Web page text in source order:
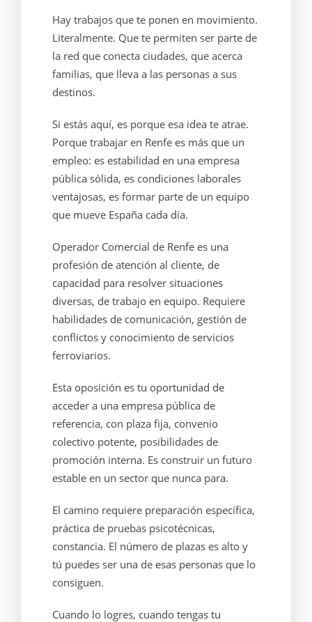
Hay trabajos que te ponen en movimiento.
Literalmente. Que te permiten ser parte de
la red que conecta ciudades, que acerca
familias, que lleva a las personas a sus
destinos.
Si estás aquí, es porque esa idea te atrae.
Porque trabajar en Renfe es más que un
empleo: es estabilidad en una empresa
pública sólida, es condiciones laborales
ventajosas, es formar parte de un equipo
que mueve España cada día.
Operador Comercial de Renfe es una
profesión de atención al cliente, de
capacidad para resolver situaciones
diversas, de trabajo en equipo. Requiere
habilidades de comunicación, gestión de
conflictos y conocimiento de servicios
ferroviarios.
Esta oposición es tu oportunidad de
acceder a una empresa pública de
referencia, con plaza fija, convenio
colectivo potente, posibilidades de
promoción interna. Es construir un futuro
estable en un sector que nunca para.
El camino requiere preparación específica,
práctica de pruebas psicotécnicas,
constancia. El número de plazas es alto y
tú puedes ser una de esas personas que lo
consiguen.
Cuando lo logres, cuando tengas tu